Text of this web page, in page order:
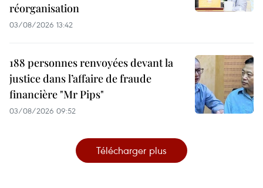
réorganisation
03/08/2026 13:42
188 personnes renvoyées devant la
justice dans l’affaire de fraude
financière "Mr Pips"
03/08/2026 09:52
Télécharger plus